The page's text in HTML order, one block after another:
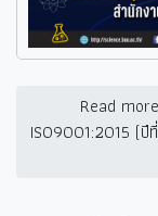
Read
ISO9001:2015 (